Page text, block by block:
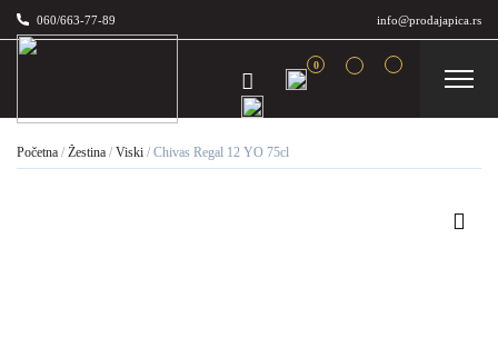
060/663-77-89 info@prodajapica.rs
0
Početna / Žestina / Viski / Chivas Regal 12 YO 75cl